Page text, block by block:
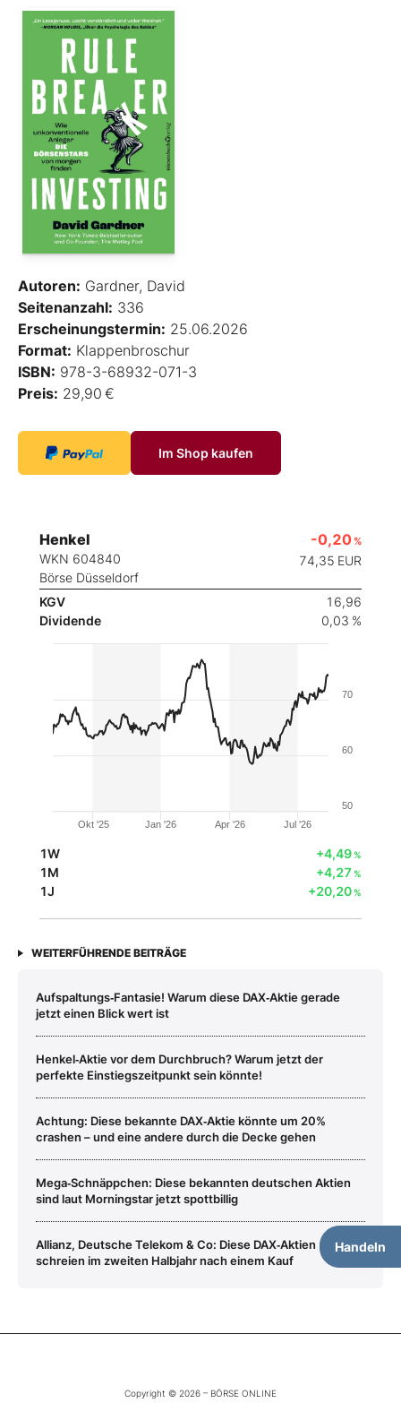
Autoren: Gardner, David
Seitenanzahl: 336
Erscheinungstermin: 25.06.2026
Format: Klappenbroschur
ISBN: 978-3-68932-071-3
Preis: 29,90 €
Im Shop kaufen
Henkel
WKN 604840
Börse Düsseldorf
-0,20 %
74,35 EUR
KGV
16,96
Dividende
0,03 %
Handeln
Okt '25 Jan '26 Apr '26 Jul '26
50
60
70
1W +4,49%
1M +4,27 %
1J +20,20%
WEITERFÜHRENDE BEITRÄGE
Aufspaltungs‑Fantasie! Warum diese DAX‑Aktie gerade
jetzt einen Blick wert ist
Henkel‑Aktie vor dem Durchbruch? Warum jetzt der
perfekte Einstiegszeitpunkt sein könnte!
Achtung: Diese bekannte DAX‑Aktie könnte um 20%
crashen – und eine andere durch die Decke gehen
Mega‑Schnäppchen: Diese bekannten deutschen Aktien
sind laut Morningstar jetzt spottbillig
Allianz, Deutsche Telekom & Co: Diese DAX‑Aktien
schreien im zweiten Halbjahr nach einem Kauf
Copyright © 2026 – BÖRSE ONLINE